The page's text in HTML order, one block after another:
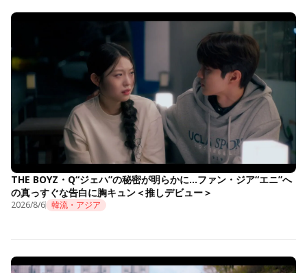
THE BOYZ・Q“ジェハ”の秘密が明らかに…ファン・ジア“エニ”へ
の真っすぐな告白に胸キュン＜推しデビュー＞
2026/8/6 韓流・アジア